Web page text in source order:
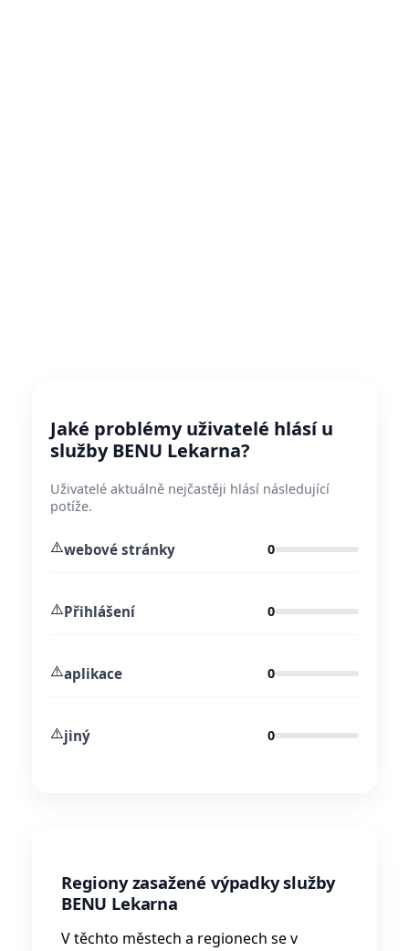
Jaké problémy uživatelé hlásí u
služby BENU Lekarna?
Uživatelé aktuálně nejčastěji hlásí následující
potíže.
⚠️webové stránky 0
⚠️Přihlášení 0
⚠️aplikace 0
⚠️jiný 0
Regiony zasažené výpadky služby
BENU Lekarna
V těchto městech a regionech se v